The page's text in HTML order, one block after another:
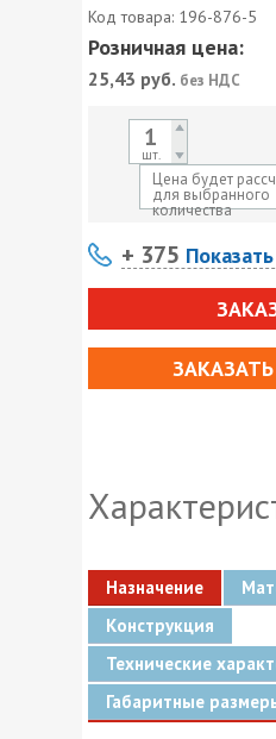
Код товара: 196-876-5
Розничная цена:
25,43 руб. без НДС
шт.
Цена будет
для выбранного
количества
+ 375
Назначение
Конструкция
Технические
Габаритные